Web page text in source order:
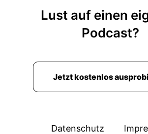
Lust auf einen
Podcast?
Jetzt kostenlos
Datenschutz